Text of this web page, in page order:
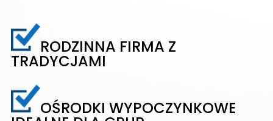
RODZINNA FIRMA Z
TRADYCJAMI
OŚRODKI WYPOCZYNKOWE